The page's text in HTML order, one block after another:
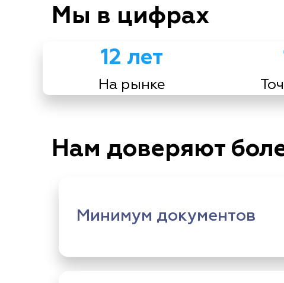
Мы в цифрах
12 лет
На рынке
Нам доверяют
Минимум документов